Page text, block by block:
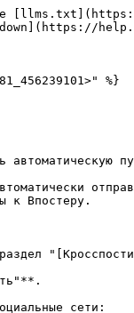
%}
автоматическую
к Впостеру.
раздел
сети: